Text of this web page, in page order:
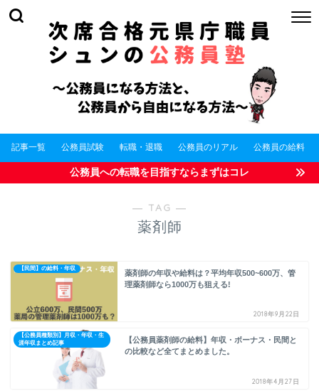
記事一覧 公務員試験 転職・退職 公務員のリアル 公務員の給料
公務員への転職を目指すならまずはコレ
― TAG ―
薬剤師
【民間】の給料・年収
薬剤師の年収や給料は？平均年収500~600万、管
理薬剤師なら1000万も狙える!
2018年9月22日
【公務員種類別】月収・年収・生
涯年収まとめ記事
【公務員薬剤師の給料】年収・ボーナス・民間と
の比較など全てまとめました。
2018年4月27日